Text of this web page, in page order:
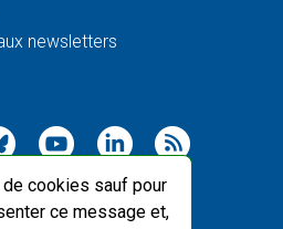
cookies sauf pour
ce message et,
newsletters